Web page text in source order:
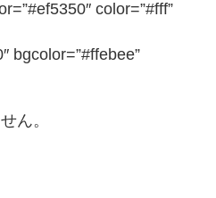
color=”#fff”
bgcolor=”#ffebee”
ん。